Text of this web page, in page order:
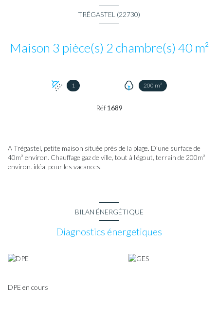
TRÉGASTEL (22730)
Maison 3 pièce(s) 2 chambre(s) 40 m²
1 200 m²
Réf 1689
A Trégastel, petite maison située près de la plage. D'une surface de
40m² environ. Chauffage gaz de ville, tout à l'égout, terrain de 200m²
environ. idéal pour les vacances.
BILAN ÉNERGÉTIQUE
Diagnostics énergetiques
DPE en cours